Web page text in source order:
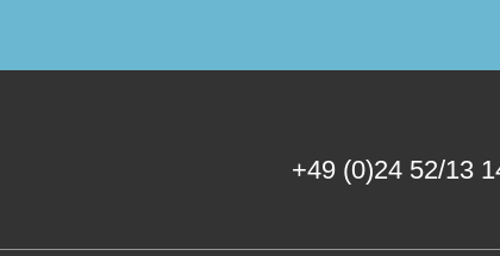
+49 (0)24 52/13